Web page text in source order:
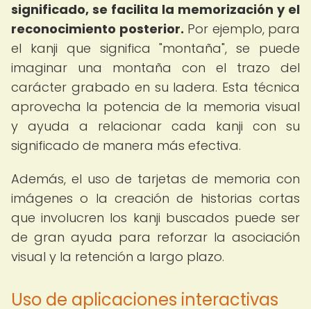
significado, se facilita la memorización y el
reconocimiento posterior. Por ejemplo, para
el kanji que significa "montaña", se puede
imaginar una montaña con el trazo del
carácter grabado en su ladera. Esta técnica
aprovecha la potencia de la memoria visual
y ayuda a relacionar cada kanji con su
significado de manera más efectiva.
Además, el uso de tarjetas de memoria con
imágenes o la creación de historias cortas
que involucren los kanji buscados puede ser
de gran ayuda para reforzar la asociación
visual y la retención a largo plazo.
Uso de aplicaciones interactivas